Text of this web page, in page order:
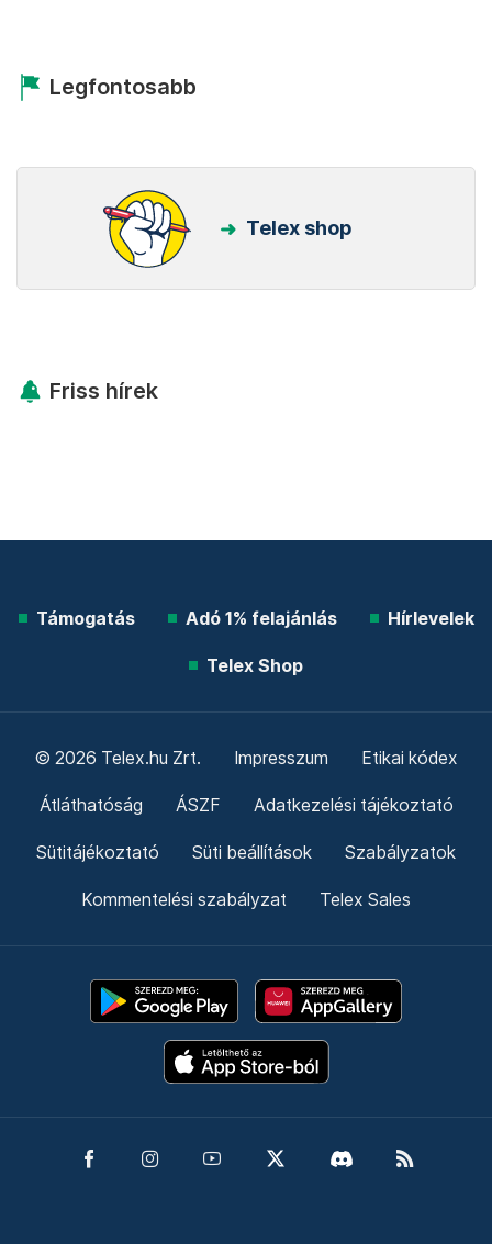
Legfontosabb
Telex shop
Friss hírek
Támogatás Adó 1% felajánlás Hírlevelek
Telex Shop
© 2026 Telex.hu Zrt. Impresszum Etikai kódex
Átláthatóság ÁSZF Adatkezelési tájékoztató
Sütitájékoztató Süti beállítások Szabályzatok
Kommentelési szabályzat Telex Sales